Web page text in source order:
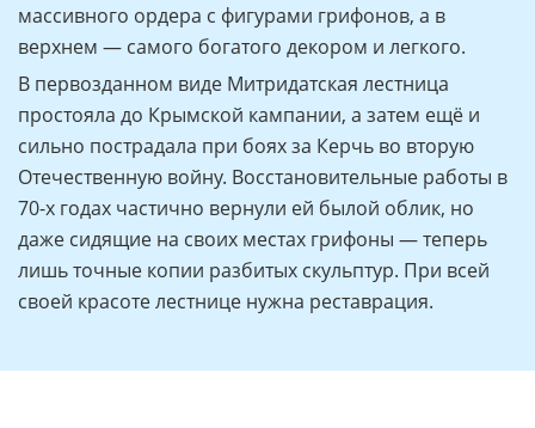
массивного ордера с фигурами грифонов, а в
верхнем — самого богатого декором и легкого.
В первозданном виде Митридатская лестница
простояла до Крымской кампании, а затем ещё и
сильно пострадала при боях за Керчь во вторую
Отечественную войну. Восстановительные работы в
70-х годах частично вернули ей былой облик, но
даже сидящие на своих местах грифоны — теперь
лишь точные копии разбитых скульптур. При всей
своей красоте лестнице нужна реставрация.